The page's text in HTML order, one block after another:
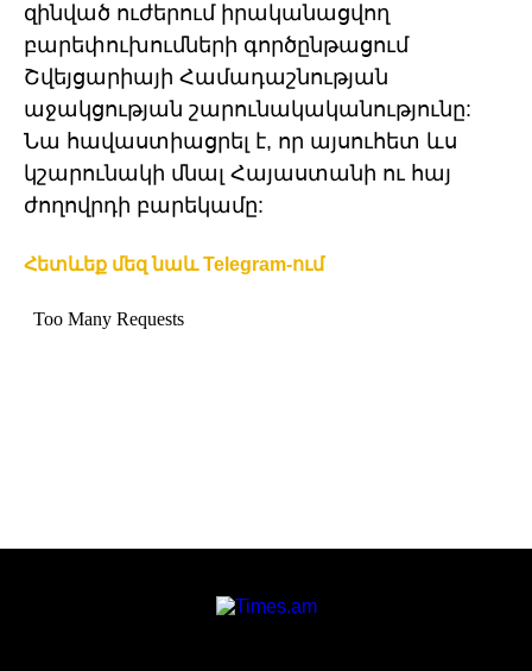
զինված ուժերում իրականացվող
բարեփուխումների գործընթացում
Շվեյցարիայի Համադաշնության
աջակցության շարունակականությունը:
Նա հավաստիացրել է, որ այսուհետ ևս
կշարունակի մնալ Հայաստանի ու հայ
ժողովրդի բարեկամը:
Հետևեք մեզ նաև Telegram-ում